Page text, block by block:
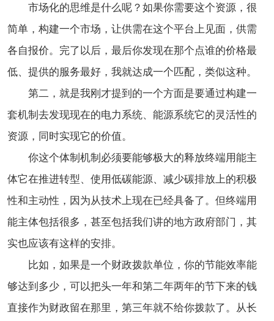
市场化的思维是什么呢？如果你需要这个资源，很
简单，构建一个市场，让供需在这个平台上见面，供需
各自报价。完了以后，最后你发现在那个点谁的价格最
低、提供的服务最好，我就达成一个匹配，类似这种。
第二，就是我刚才提到的一个方面是要通过构建一
套机制去发现现在的电力系统、能源系统它的灵活性的
资源，同时实现它的价值。
你这个体制机制必须要能够极大的释放终端用能主
体它在推进转型、使用低碳能源、减少碳排放上的积极
性和主动性，因为从技术上现在已经具备了。但终端用
能主体包括很多，甚至包括我们讲的地方政府部门，其
实也应该有这样的安排。
比如，如果是一个财政拨款单位，你的节能效率能
够达到多少，可以把头一年和第二年两年的节下来的钱
直接作为财政留在那里，第三年就不给你拨款了。从长